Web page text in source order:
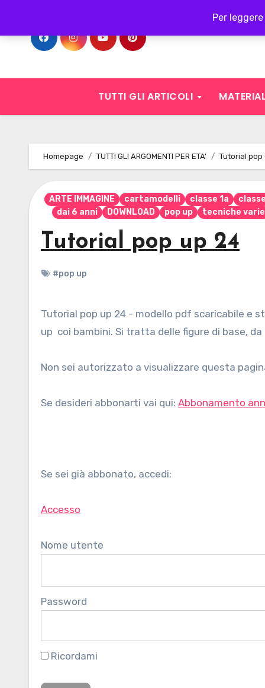
Per
content
TUTTI GLI ARTICOLI
Homepage TUTTI GLI ARGOMENTI PER ETA' Tutorial pop
ARTE IMMAGINE cartamodelli classe 1a
dai 6 anni
DOWNLOAD pop up tecniche varie
Tutorial pop up 24
#pop up
Tutorial pop up 24 - modello pdf scaricabile e stampabile gratuitamente e istruzioni per realizzare pagine pop
up coi bambini. Si tratta delle figure di base,
Non sei autorizzato a visualizzare questa
Se desideri abbonarti vai qui: Abbonamento
Se sei già abbonato, accedi:
Accesso
Nome utente
Password
Ricordami